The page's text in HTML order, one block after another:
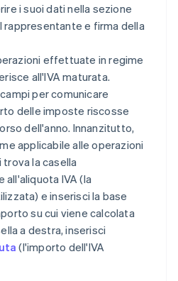
i suoi dati nella sezione
rappresentante e firma della
effettuate in regime
all'IVA maturata.
per comunicare
delle imposte riscosse
dell'anno. Innanzitutto,
applicabile alle operazioni
la casella
IVA (la
e inserisci la base
su cui viene calcolata
a destra, inserisci
(l'importo dell'IVA